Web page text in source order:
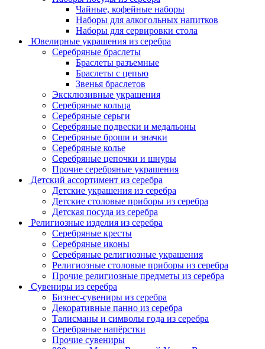
Чайные, кофейные наборы
Наборы для алкогольных напитков
Наборы для сервировки стола
Ювелирные украшения из серебра
Серебряные браслеты
Браслеты разъемные
Браслеты с цепью
Звенья браслетов
Эксклюзивные украшения
Серебряные кольца
Серебряные серьги
Серебряные подвески и медальоны
Серебряные броши и значки
Серебряные колье
Серебряные цепочки и шнуры
Прочие серебряные украшения
Детский ассортимент из серебра
Детские украшения из серебра
Детские столовые приборы из серебра
Детская посуда из серебра
Религиозные изделия из серебра
Серебряные кресты
Серебряные иконы
Серебряные религиозные украшения
Религиозные столовые приборы из серебра
Прочие религиозные предметы из серебра
Сувениры из серебра
Бизнес-сувениры из серебра
Декоративные панно из серебра
Талисманы и символы года из серебра
Серебряные напёрстки
Прочие сувениры